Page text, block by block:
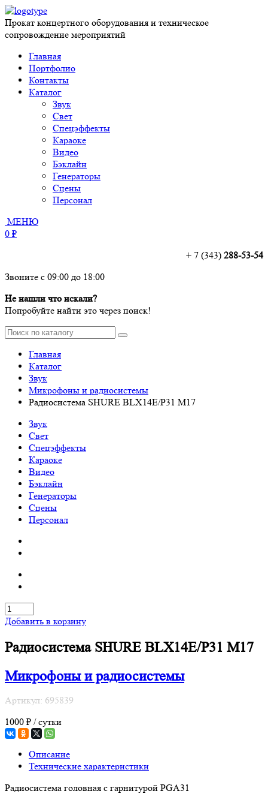
Прокат концертного оборудования и техническое
сопровождение мероприятий
Главная
Портфолио
Контакты
Каталог
Звук
Свет
Спецэффекты
Караоке
Видео
Бэклайн
Генераторы
Сцены
Персонал
МЕНЮ
0 ₽
+ 7 (343) 288-53-54
Звоните с 09:00 до 18:00
Не нашли что искали?
Попробуйте найти это через поиск!
Главная
Каталог
Звук
Микрофоны и радиосистемы
Радиосистема SHURE BLX14E/P31 M17
Звук
Свет
Спецэффекты
Караоке
Видео
Бэклайн
Генераторы
Сцены
Персонал
Добавить в корзину
Радиосистема SHURE BLX14E/P31 M17
Микрофоны и радиосистемы
Артикул: 695839
1000 ₽ / сутки
Описание
Технические характеристики
Радиосистема головная с гарнитурой PGA31